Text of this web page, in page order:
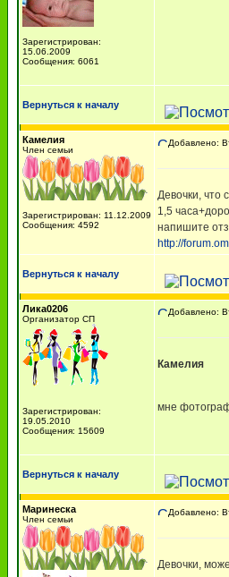
Зарегистрирован:
15.06.2009
Сообщения: 6061
Вернуться к началу
Камелия
Член семьи
Зарегистрирован: 11.12.2009
Сообщения: 4592
Добавлено:
Девочки, что
1,5
напишите
http://
Вернуться к началу
Лика0206
Организатор СП
Зарегистрирован:
19.05.2010
Сообщения: 15609
Добавлено:
Камелия
мне
Вернуться к началу
Маринеска
Член семьи
Добавлено:
Девочки,